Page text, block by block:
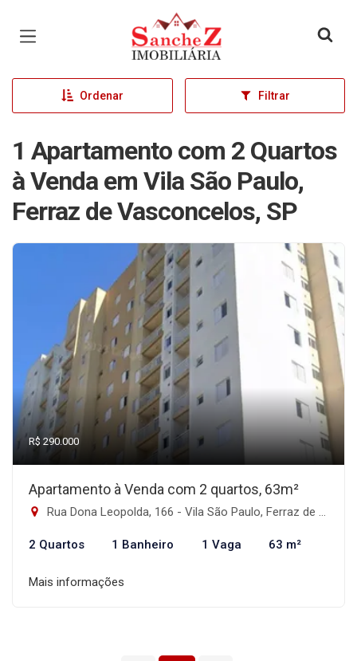
Página inicial
Ordenar Filtrar
1 Apartamento com 2 Quartos
à Venda em Vila São Paulo,
Ferraz de Vasconcelos, SP
R$ 290.000
Apartamento à Venda com 2 quartos, 63m²
Rua Dona Leopolda, 166 - Vila São Paulo, Ferraz de Vasconcelos-SP
2 Quartos 1 Banheiro 1 Vaga 63 m²
Mais informações